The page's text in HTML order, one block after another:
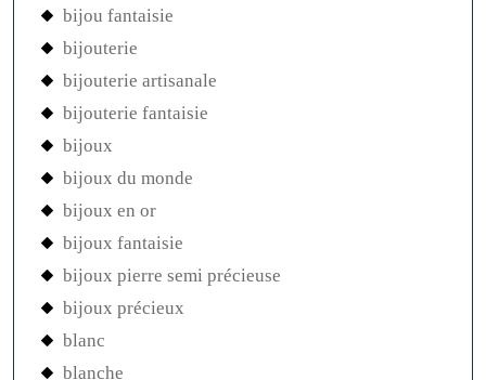
bijou fantaisie
bijouterie
bijouterie artisanale
bijouterie fantaisie
bijoux
bijoux du monde
bijoux en or
bijoux fantaisie
bijoux pierre semi précieuse
bijoux précieux
blanc
blanche